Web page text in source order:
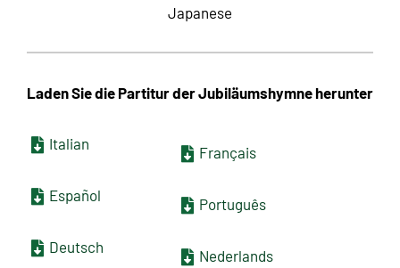
Japanese
Laden Sie die Partitur der Jubiläumshymne herunter
Italian
Español
Deutsch
Français
Português
Nederlands